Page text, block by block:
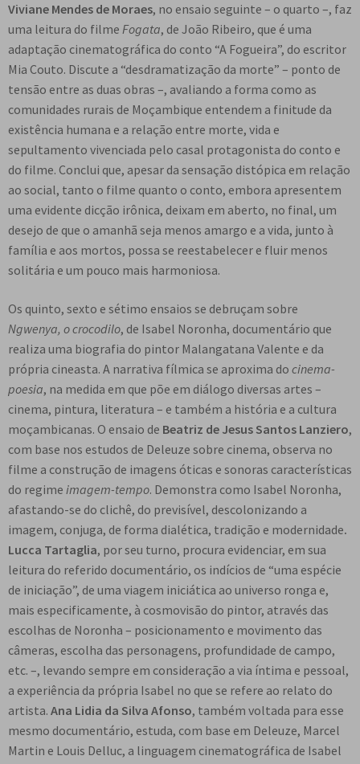
Viviane Mendes de Moraes, no ensaio seguinte – o quarto –, faz
uma leitura do filme Fogata, de João Ribeiro, que é uma
adaptação cinematográfica do conto “A Fogueira”, do escritor
Mia Couto. Discute a “desdramatização da morte” – ponto de
tensão entre as duas obras –, avaliando a forma como as
comunidades rurais de Moçambique entendem a finitude da
existência humana e a relação entre morte, vida e
sepultamento vivenciada pelo casal protagonista do conto e
do filme. Conclui que, apesar da sensação distópica em relação
ao social, tanto o filme quanto o conto, embora apresentem
uma evidente dicção irônica, deixam em aberto, no final, um
desejo de que o amanhã seja menos amargo e a vida, junto à
família e aos mortos, possa se reestabelecer e fluir menos
solitária e um pouco mais harmoniosa.
Os quinto, sexto e sétimo ensaios se debruçam sobre
Ngwenya, o crocodilo, de Isabel Noronha, documentário que
realiza uma biografia do pintor Malangatana Valente e da
própria cineasta. A narrativa fílmica se aproxima do cinema-
poesia, na medida em que põe em diálogo diversas artes –
cinema, pintura, literatura – e também a história e a cultura
moçambicanas. O ensaio de Beatriz de Jesus Santos Lanziero,
com base nos estudos de Deleuze sobre cinema, observa no
filme a construção de imagens óticas e sonoras características
do regime imagem-tempo. Demonstra como Isabel Noronha,
afastando-se do clichê, do previsível, descolonizando a
imagem, conjuga, de forma dialética, tradição e modernidade.
Lucca Tartaglia, por seu turno, procura evidenciar, em sua
leitura do referido documentário, os indícios de “uma espécie
de iniciação”, de uma viagem iniciática ao universo ronga e,
mais especificamente, à cosmovisão do pintor, através das
escolhas de Noronha – posicionamento e movimento das
câmeras, escolha das personagens, profundidade de campo,
etc. –, levando sempre em consideração a via íntima e pessoal,
a experiência da própria Isabel no que se refere ao relato do
artista. Ana Lidia da Silva Afonso, também voltada para esse
mesmo documentário, estuda, com base em Deleuze, Marcel
Martin e Louis Delluc, a linguagem cinematográfica de Isabel